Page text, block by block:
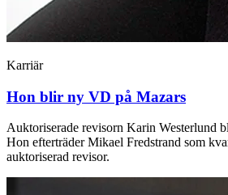
Karriär
Hon blir ny VD på Mazars
Auktoriserade revisorn Karin Westerlund
Hon efterträder Mikael Fredstrand som
auktoriserad revisor.